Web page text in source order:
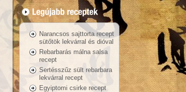
Narancsos sajttorta recept
sütőtök lekvárral és dióval
Rebarbarás málna salsa
recept
Sertésszűz sült rebarbara
lekvárral recept
Egyiptomi csirke recept